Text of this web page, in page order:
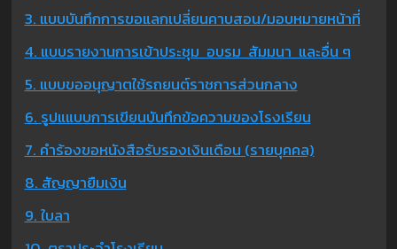
3. แบบบันทึกการขอแลกเปลี่ยนคาบสอน/มอบหมายหน้าที่
4. แบบรายงานการเข้าประชุม อบรม สัมมนา และอื่น ๆ
5. แบบขออนุญาตใช้รถยนต์ราชการส่วนกลาง
6. รูปแแบบการเขียนบันทึกข้อความของโรงเรียน
7. คำร้องขอหนังสือรับรองเงินเดือน (รายบุคคล)
8. สัญญายืมเงิน
9. ใบลา